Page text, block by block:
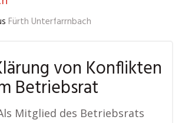
Fürth Unterfarrnbach
von Konflikten
Betriebsrat
Mitglied des Betriebsrats